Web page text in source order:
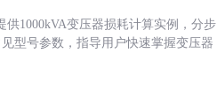
1000kVA变压器损耗计算实例，分步
型号参数，指导用户快速掌握变压器